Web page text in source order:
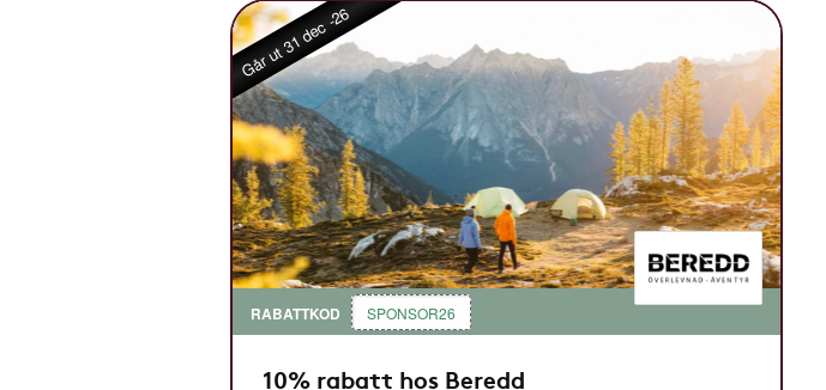
Går ut 31 dec -26
RABATTKOD SPONSOR26
10% rabatt hos Beredd